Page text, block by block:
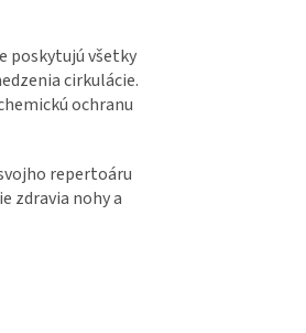
poskytujú všetky
cirkulácie.
ochranu
repertoáru
zdravia nohy a